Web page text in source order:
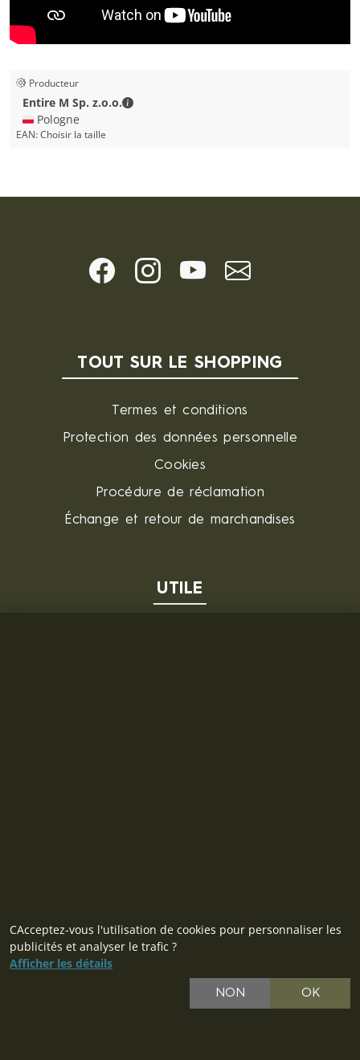
CAcceptez-vous l'utilisation de cookies pour personnaliser les
publicités et analyser le trafic ?
Afficher les détails
NON OK
Producteur
Entire M Sp. z.o.o.
Entire M Sp. z.o.o. - Coordonnées de la
🇵🇱 Pologne
EAN:Choisir la taille
TOUT SUR LE SHOPPING
Termes et conditions
Protection des données personnelle
Cookies
Procédure de réclamation
Échange et retour de marchandises
UTILE